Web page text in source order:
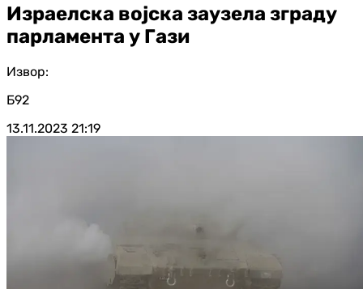
Израелска војска заузела зграду
парламента у Гази
Извор:
Б92
13.11.2023 21:19